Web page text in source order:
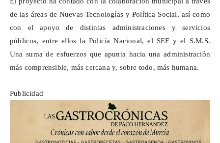
de las áreas de Nuevas Tecnologías y Política Social, así como
con el apoyo de distintas administraciones y servicios
públicos, entre ellos la Policía Nacional, el SEF y el S.M.S.
Una suma de esfuerzos que apunta hacia una administración
más comprensible, más cercana y, sobre todo, más humana.
Publicidad